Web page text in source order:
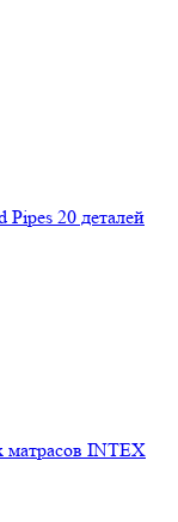
Pipes 20 деталей
матрасов INTEX